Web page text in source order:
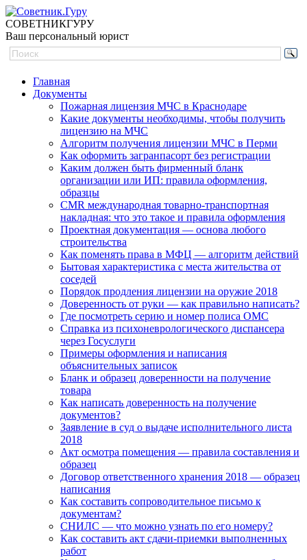
СОВЕТНИКГУРУ
Ваш персональный юрист
Главная
Документы
Пожарная лицензия МЧС в Краснодаре
Какие документы необходимы, чтобы получить
лицензию на МЧС
Алгоритм получения лицензии МЧС в Перми
Как оформить загранпасорт без регистрации
Каким должен быть фирменный бланк
организации или ИП: правила оформления,
образцы
CMR международная товарно-транспортная
накладная: что это такое и правила оформления
Проектная документация — основа любого
строительства
Как поменять права в МФЦ — алгоритм действий
Бытовая характеристика с места жительства от
соседей
Порядок продления лицензии на оружие 2018
Доверенность от руки — как правильно написать?
Где посмотреть серию и номер полиса ОМС
Справка из психоневрологического диспансера
через Госуслуги
Примеры оформления и написания
объяснительных записок
Бланк и образец доверенности на получение
товара
Как написать доверенность на получение
документов?
Заявление в суд о выдаче исполнительного листа
2018
Акт осмотра помещения — правила составления и
образец
Договор ответственного хранения 2018 — образец
написания
Как составить сопроводительное письмо к
документам?
СНИЛС — что можно узнать по его номеру?
Как составить акт сдачи-приемки выполненных
работ